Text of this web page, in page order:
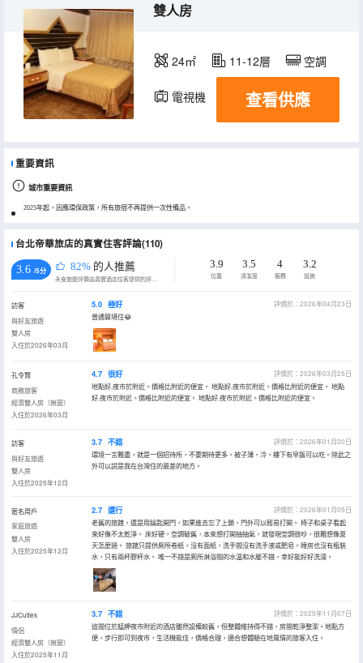
雙人房
24㎡ 11-12層 空調
電視機 查看供應
重要資訊
城市重要資訊
2025年起，因應環保政策，所有旅宿不再提供一次性備品。
台北帝華旅店的真實住客評論(110)
3.6 /5分 82% 的人推薦
永安旅遊評價由真實酒店住客提供的評價。
3.9
位置
3.5
清潔度
4
服務
3.2
設施
訪客
與好友旅遊
雙人房
入住於2026年03月
5.0 極好
評價於：2026年04月23日
普通算堪住😂
孔令賢
商務旅客
經濟雙人房（無窗）
入住於2026年03月
4.7 很好
評價於：2026年03月25日
地點好,夜市於附近。價格比附近的便宜。 地點好,夜市於附近。價格比附近的便宜。 地點
好,夜市於附近。價格比附近的便宜。 地點好,夜市於附近。價格比附近的便宜。
訪客
與好友旅遊
雙人房
入住於2025年12月
3.7 不錯
評價於：2026年01月20日
環境一言難盡，就是一個招待所，不要期待更多。被子薄，冷。樓下有早飯可以吃。除此之
外可以説是我在台灣住的最差的地方。
匿名用戶
家庭旅遊
雙人房
入住於2025年12月
2.7 還行
評價於：2026年01月05日
老舊的旅館，還是用鑰匙開門，如果進去忘了上鎖，門外可以輕易打開。 椅子和桌子看起
來好像不太乾淨。 床好硬，空調破舊，本來想打開抽抽氣，就發現空調很吵，很難想像夏
天怎麼過。 旅館只提供厠所卷紙，沒有面紙，洗手間沒有洗手液或肥皂。睡房也沒有瓶裝
水，只有兩杯膠杯水。 唯一不錯是厠所淋浴間的水温和水壓不錯，幸好能好好洗澡。
JJCuties
情侶
經濟雙人房（無窗）
入住於2025年11月
3.7 不錯
評價於：2025年11月07日
這間位於艋舺夜市附近的酒店雖然設備較舊，但整體維持得不錯，房間乾淨整潔。地點方
便，步行即可到夜市，生活機能佳，價格合理，適合想體驗在地風情的旅客入住。